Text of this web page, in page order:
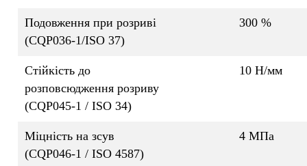
Подовження при розриві
(CQP036-1/ISO 37)
300 %
Стійкість до
розповсюдження розриву
(CQP045-1 / ISO 34)
10 Н/мм
Міцність на зсув
(CQP046-1 / ISO 4587)
4 MПa